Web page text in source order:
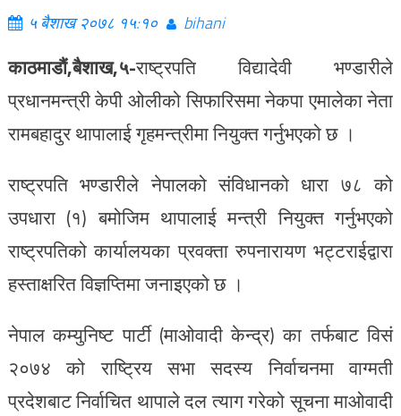
५ बैशाख २०७८ १५:१० bihani
काठमाडौं,बैशाख,५-राष्ट्रपति विद्यादेवी भण्डारीले
प्रधानमन्त्री केपी ओलीको सिफारिसमा नेकपा एमालेका नेता
रामबहादुर थापालाई गृहमन्त्रीमा नियुक्त गर्नुभएको छ ।
राष्ट्रपति भण्डारीले नेपालको संविधानको धारा ७८ को
उपधारा (१) बमोजिम थापालाई मन्त्री नियुक्त गर्नुभएको
राष्ट्रपतिको कार्यालयका प्रवक्ता रुपनारायण भट्टराईद्वारा
हस्ताक्षरित विज्ञप्तिमा जनाइएको छ ।
नेपाल कम्युनिष्ट पार्टी (माओवादी केन्द्र) का तर्फबाट विसं
२०७४ को राष्ट्रिय सभा सदस्य निर्वाचनमा वाग्मती
प्रदेशबाट निर्वाचित थापाले दल त्याग गरेको सूचना माओवादी